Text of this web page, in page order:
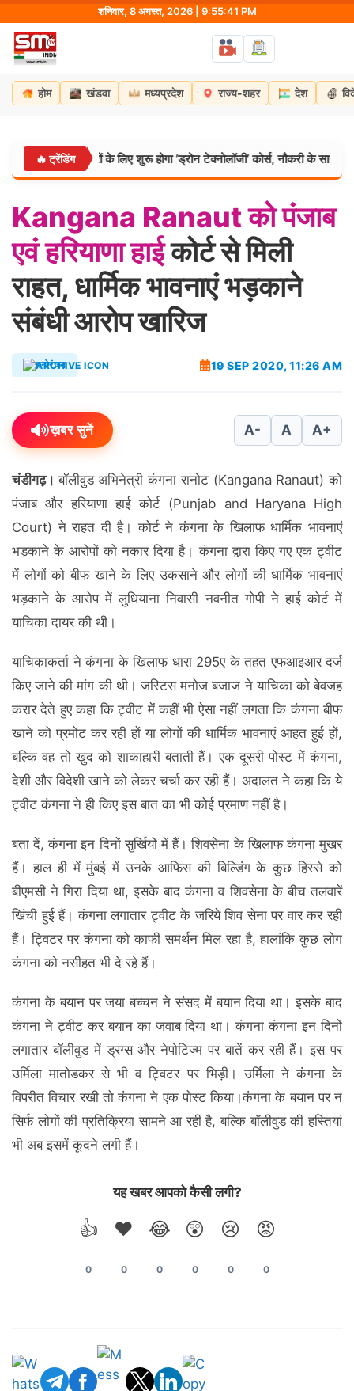
content
शनिवार, 8 अगस्त, 2026 | 9:55:42 PM
होम खंडवा मध्यप्रदेश राज्य-शहर देश
🔥 ट्रेंडिंग
अग्निवीरों के लिए शुरू होगा ‘ड्रोन टेक्नोलॉजी’ कोर्स, नौकरी के साथ मिलेगी डिग्री
Kangana Ranautकोपंजाब
एवंहरियाणाहाईकोर्ट से मिली
राहत, धार्मिक भावनाएं भड़काने
संबंधी आरोप खारिज
मनोरंजन 19 SEP 2020, 11:26 AM
ख़बर सुनें A- A A+
चंडीगढ़।बॉलीवुड अभिनेत्री कंगना रानोट (Kangana Ranaut) को
पंजाब और हरियाणा हाई कोर्ट (Punjab and Haryana High
Court) ने राहत दी है। कोर्ट ने कंगना के खिलाफ धार्मिक भावनाएं
भड़काने के आरोपों को नकार दिया है। कंगना द्वारा किए गए एक ट्वीट
में लोगों को बीफ खाने के लिए उकसाने और लोगों की धार्मिक भावनाएं
भड़काने के आरोप में लुधियाना निवासी नवनीत गोपी ने हाई कोर्ट में
याचिका दायर की थी।
याचिकाकर्ता ने कंगना के खिलाफ धारा 295ए के तहत एफआइआर दर्ज
किए जाने की मांग की थी। जस्टिस मनोज बजाज ने याचिका को बेवजह
करार देते हुए कहा कि ट्वीट में कहीं भी ऐसा नहीं लगता कि कंगना बीफ
खाने को प्रमोट कर रही हों या लोगों की धार्मिक भावनाएं आहत हुई हों,
बल्कि वह तो खुद को शाकाहारी बताती हैं। एक दूसरी पोस्ट में कंगना,
देशी और विदेशी खाने को लेकर चर्चा कर रही हैं। अदालत ने कहा कि ये
ट्वीट कंगना ने ही किए इस बात का भी कोई प्रमाण नहीं है।
बता दें, कंगना इन दिनों सुर्खियों में हैं। शिवसेना के खिलाफ कंगना मुखर
हैं। हाल ही में मुंबई में उनकेे आफिस की बिल्डिंग के कुछ हिस्से को
बीएमसी ने गिरा दिया था, इसके बाद कंगना व शिवसेना के बीच तलवारें
खिंची हुई हैं। कंगना लगातार ट्वीट के जरिये शिव सेना पर वार कर रही
हैं। ट्विटर पर कंगना को काफी समर्थन मिल रहा है, हालांकि कुछ लोग
कंगना को नसीहत भी दे रहे हैं।
कंगना के बयान पर जया बच्चन ने संसद में बयान दिया था। इसके बाद
कंगना ने ट्वीट कर बयान का जवाब दिया था। कंगना कंगना इन दिनों
लगातार बॉलीवुड में ड्रग्स और नेपोटिज्म पर बातें कर रही हैं। इस पर
उर्मिला मातोडकर से भी व ट्विटर पर भिड़ी। उर्मिला ने कंगना के
विपरीत विचार रखी तो कंगना ने एक पोस्ट किया।कंगना के बयान पर न
सिर्फ लोगों की प्रतिक्रिया सामने आ रही है, बल्कि बॉलीवुड की हस्तियां
भी अब इसमें कूदने लगी हैं।
यह खबर आपको कैसी लगी?
👍
0
❤️
0
😂
0
😲
0
😢
0
😡
0